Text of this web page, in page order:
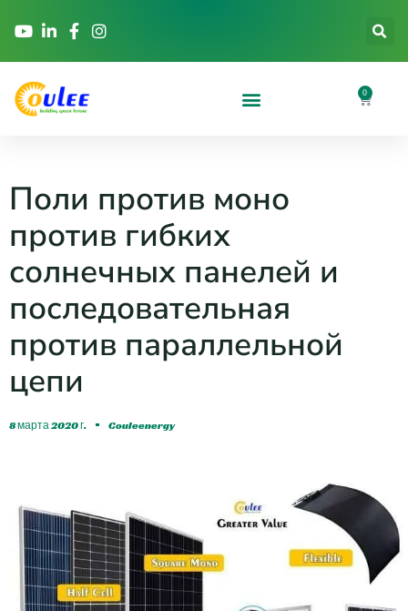
0
Поли против моно
против гибких
солнечных панелей и
последовательная
против параллельной
цепи
8 марта 2020 г. Couleenergy